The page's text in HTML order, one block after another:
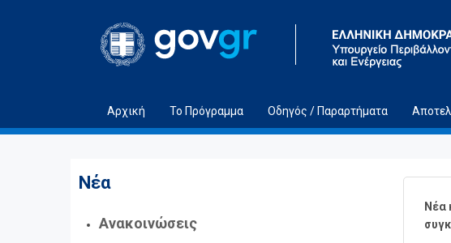
Αρχική Το Πρόγραμμα Οδηγός / Παραρτήματα
Νέα
Ανακοινώσεις
Νέα